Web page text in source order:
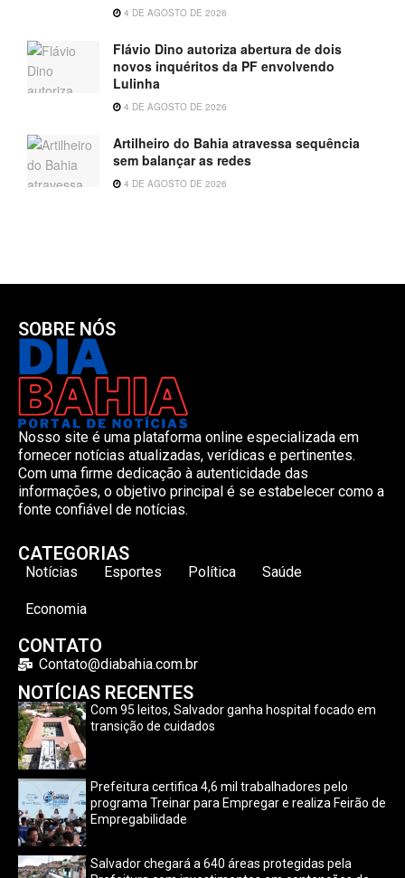
4 DE AGOSTO DE 2026
Flávio Dino autoriza abertura de dois
novos inquéritos da PF envolvendo
Lulinha
4 DE AGOSTO DE 2026
Artilheiro do Bahia atravessa sequência
sem balançar as redes
4 DE AGOSTO DE 2026
SOBRE NÓS
Nosso site é uma plataforma online especializada em
fornecer notícias atualizadas, verídicas e pertinentes.
Com uma firme dedicação à autenticidade das
informações, o objetivo principal é se estabelecer como a
fonte confiável de notícias.
CATEGORIAS
Notícias Esportes Política Saúde
Economia
CONTATO
Contato@diabahia.com.br
NOTÍCIAS RECENTES
Com 95 leitos, Salvador ganha hospital focado em
transição de cuidados
Prefeitura certifica 4,6 mil trabalhadores pelo
programa Treinar para Empregar e realiza Feirão de
Empregabilidade
Salvador chegará a 640 áreas protegidas pela